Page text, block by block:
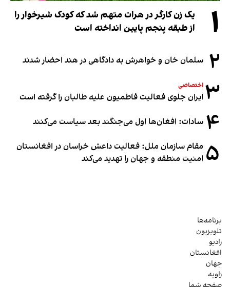
۱
یک زن کارگر در هرات متهم شد که کودک شیرخوار را
از طبقه پنجم پایین انداخته است
۲ سلمان خان و خواهرش به دادگاهی در هند احضار شدند
۳ اختصاصی
ایران جلوی فعالیت فاطمیون علیه طالبان را گرفته است
۴ سادات: افغان‌ها اول می‌جنگند بعد سیاست می‌کنند
۵ مقام سازمان ملل: فعالیت داعش خراسان در افغانستان
امنیت منطقه و جهان را تهدید می‌کند
برنامه‌ها
تلویزیون
رادیو
افغانستان
جهان
زاویه